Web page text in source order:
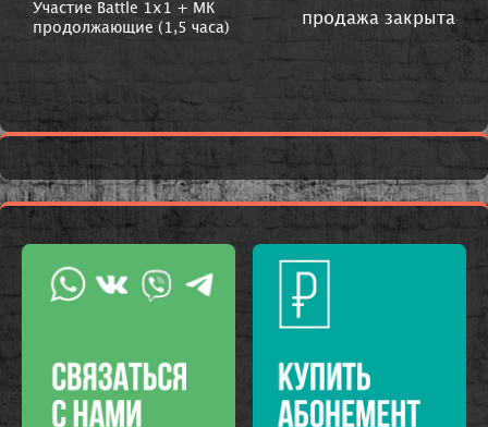
Участие Battle 1х1 + МК
продолжающие (1,5 часа)
продажа закрыта